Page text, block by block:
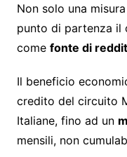
Non solo una
punto di partenza il
come fonte di
Il beneficio
credito del circuito
Italiane, fino ad un
mensili, non